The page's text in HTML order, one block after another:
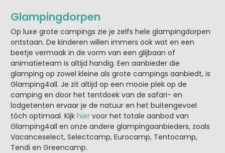
Glampingdorpen
Op luxe grote campings zie je zelfs hele glampingdorpen
ontstaan. De kinderen willen immers ook wat en een
beetje vermaak in de vorm van een glijbaan of
animatieteam is altijd handig. Een aanbieder die
glamping op zowel kleine als grote campings aanbiedt, is
Glamping4all. Je zit altijd op een mooie plek op de
camping en door het tentdoek van de safari- en
lodgetenten ervaar je de natuur en het buitengevoel
tóch optimaal. Kijk hier voor het totale aanbod van
Glamping4all en onze andere glampingaanbieders, zoals
Vacanceselect, Selectcamp, Eurocamp, Tentocamp,
Tendi en Greencamp.